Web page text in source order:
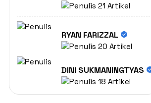
21 Artikel
RYAN FARIZZAL
20 Artikel
DINI SUKMANINGTYAS
18 Artikel